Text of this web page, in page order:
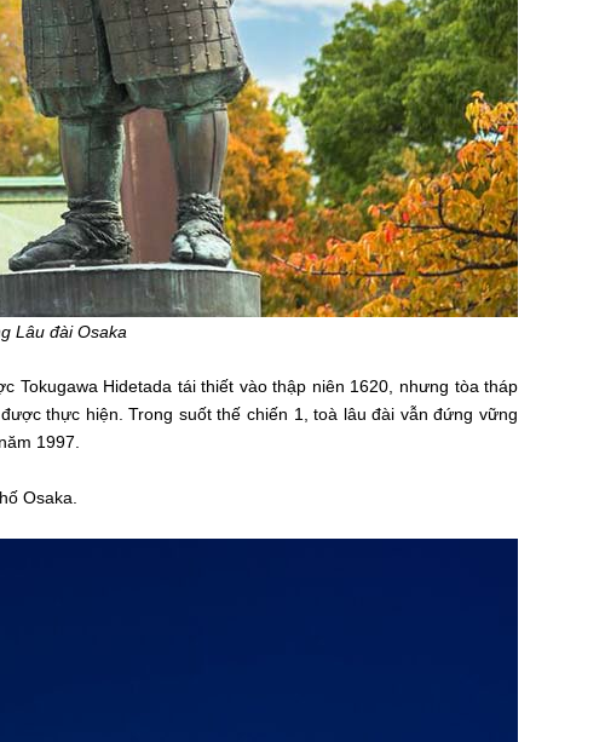
Lâu đài Osaka
Tokugawa Hidetada tái thiết vào thập niên 1620, nhưng tòa tháp
thực hiện. Trong suốt thế chiến 1, toà lâu đài vẫn đứng vững
1997.
Osaka.